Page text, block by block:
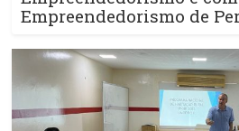
Empreendedorismo de